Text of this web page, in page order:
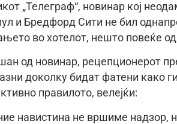
„Телеграф“, новинар кој
и Бредфорд Сити не бил
во хотелот, нешто повеќе
од новинар, рецепционерот
доколку бидат фатени како
правилото, велејќи:
навистина не вршиме надзор,